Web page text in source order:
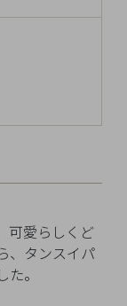
可愛らしくど
、タンスイパ
。